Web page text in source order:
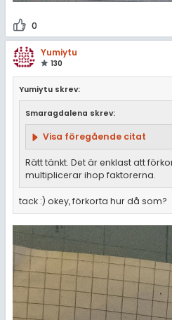
0
Yumiytu
130
Yumiytu skrev:
Smaragdalena skrev:
Visa föregående citat
Rätt tänkt. Det är enklast att
multiplicerar ihop faktorerna.
tack :) okey, förkorta hur då som?